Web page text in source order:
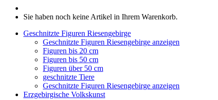
Sie haben noch keine Artikel in Ihrem Warenkorb.
Geschnitzte Figuren Riesengebirge
Geschnitzte Figuren Riesengebirge anzeigen
Figuren bis 20 cm
Figuren bis 50 cm
Figuren über 50 cm
geschnitzte Tiere
Geschnitzte Figuren Riesengebirge anzeigen
Erzgebirgische Volkskunst